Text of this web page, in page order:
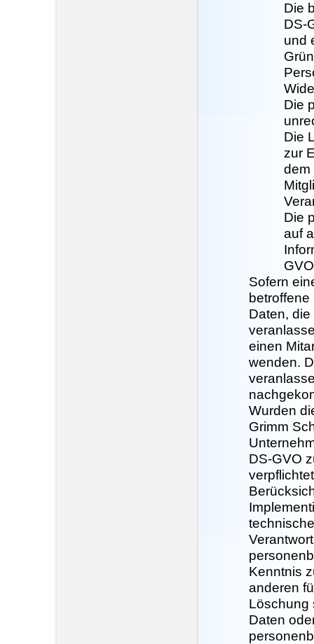
Die
DS-
und
Die
Die
zur
dem
Die
auf
Sofern
Daten,
einen
wenden.
Wurden
Grimm
DS-GVO
Kenntnis
anderen
Löschung
Daten